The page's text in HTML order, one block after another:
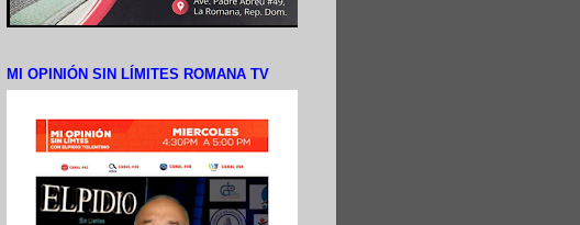
MI OPINIÓN SIN LÍMITES ROMANA TV